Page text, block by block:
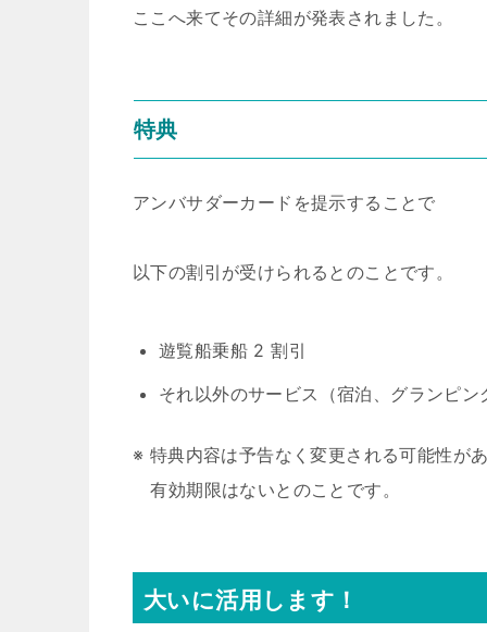
ここへ来てその詳細が発表されました。
特典
アンバサダーカードを提示することで
以下の割引が受けられるとのことです。
遊覧船乗船 2 割引
それ以外のサービス（宿泊、グランピン
※ 特典内容は予告なく変更される可能性があ
有効期限はないとのことです。
大いに活用します！